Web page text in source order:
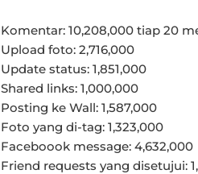
Komentar: 10,208,000 tiap 20
Upload foto: 2,716,000
Update status: 1,851,000
Shared links: 1,000,000
Posting ke Wall: 1,587,000
Foto yang di-tag: 1,323,000
Faceboook message: 4,632,000
Friend requests yang disetujui: